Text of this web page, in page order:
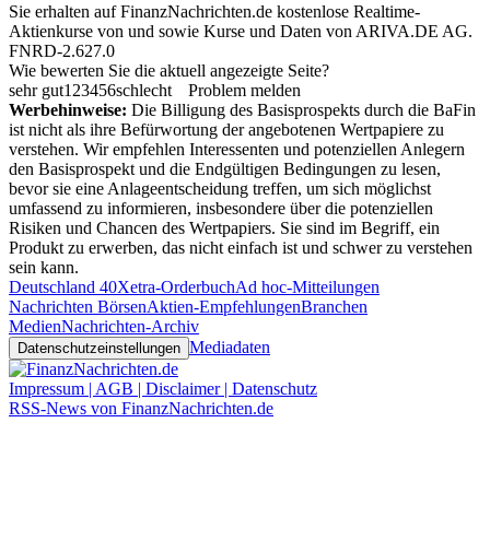
Sie erhalten auf FinanzNachrichten.de kostenlose Realtime-
Aktienkurse von und sowie Kurse und Daten von ARIVA.DE AG.
FNRD-2.627.0
Wie bewerten Sie die aktuell angezeigte Seite?
sehr gut1 23456schlecht
Problem melden
Werbehinweise: Die Billigung des Basisprospekts durch die BaFin
ist nicht als ihre Befürwortung der angebotenen Wertpapiere zu
verstehen. Wir empfehlen Interessenten und potenziellen Anlegern
den Basisprospekt und die Endgültigen Bedingungen zu lesen,
bevor sie eine Anlageentscheidung treffen, um sich möglichst
umfassend zu informieren, insbesondere über die potenziellen
Risiken und Chancen des Wertpapiers. Sie sind im Begriff, ein
Produkt zu erwerben, das nicht einfach ist und schwer zu verstehen
sein kann.
Deutschland 40Xetra-OrderbuchAd hoc-Mitteilungen
Nachrichten BörsenAktien-EmpfehlungenBranchen
MedienNachrichten-Archiv
Datenschutzeinstellungen Mediadaten
Impressum | AGB | Disclaimer | Datenschutz
RSS-News von FinanzNachrichten.de